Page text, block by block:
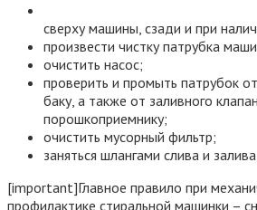
сверху машины, сзади и при
произвести чистку патрубка
очистить насос;
проверить и промыть патрубок от
баку, а также от заливного
порошкоприемнику;
очистить мусорный фильтр;
заняться шлангами слива и
[important]Главное правило при
профилактике стиральной машинки –